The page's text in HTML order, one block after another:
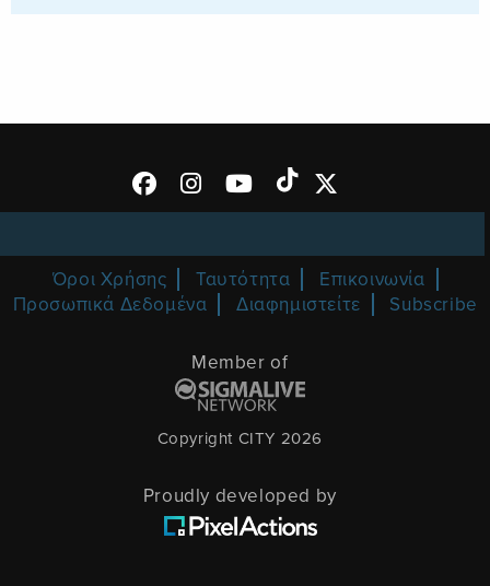
Όροι Χρήσης Ταυτότητα
Επικοινωνία
Προσωπικά Δεδομένα
Διαφημιστείτε Subscribe
Member of
Copyright CITY 2026
Proudly developed by